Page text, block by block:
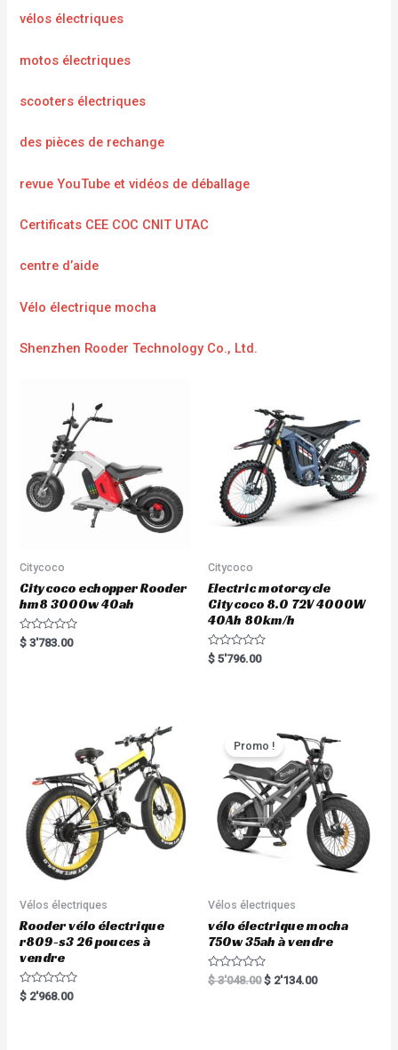
vélos électriques
motos électriques
scooters électriques
des pièces de rechange
revue YouTube et vidéos de déballage
Certificats CEE COC CNIT UTAC
centre d’aide
Vélo électrique mocha
Shenzhen Rooder Technology Co., Ltd.
Citycoco
Citycoco echopper Rooder
hm8 3000w 40ah
R
a
$ 3'783.00
Citycoco
Electric motorcycle
Citycoco 8.0 72V 4000W
40Ah 80km/h
R
a
$ 5'796.00
Vélos électriques
Rooder vélo électrique
r809-s3 26 pouces à
vendre
R
a
$ 2'968.00
Promo !
Vélos électriques
vélo électrique mocha
750w 35ah à vendre
R
a
$3'048.00 $ 2'134.00